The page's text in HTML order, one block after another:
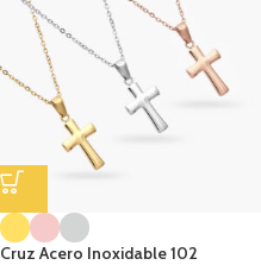
Cruz Acero Inoxidable 102